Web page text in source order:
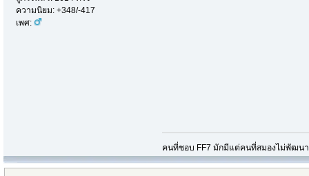
ความนิยม: +348/-417
เพศ:
คนที่ชอบ FF7 มักมีแต่คนที่สมองไม่พัฒนา